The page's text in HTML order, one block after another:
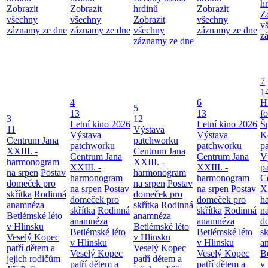
Zobrazit
všechny
záznamy ze dne
Zobrazit
všechny
záznamy ze dne
hrdinů
Zobrazit
všechny
záznamy ze dne
Zobrazit
všechny
záznamy ze dne
3
11
Centrum Jana
XXIII. -
harmonogram
na srpen Postav
domeček pro
skřítka Rodinná
anamnéza
Betlémské léto
v Hlinsku
Veselý Kopec
patří dětem a
jejich rodičům
4
13
Letní kino 2026
Výstava
patchworku
Centrum Jana
XXIII. -
harmonogram
na srpen Postav
domeček pro
skřítka Rodinná
anamnéza
Betlémské léto
v Hlinsku
Veselý Kopec
patří dětem a
5
12
Výstava
patchworku
Centrum Jana
XXIII. -
harmonogram
na srpen Postav
domeček pro
skřítka Rodinná
anamnéza
Betlémské léto
v Hlinsku
Veselý Kopec
patří dětem a
6
13
Letní kino 2026
Výstava
patchworku
Centrum Jana
XXIII. -
harmonogram
na srpen Postav
domeček pro
skřítka Rodinná
anamnéza
Betlémské léto
v Hlinsku
Veselý Kopec
patří dětem a
7
v